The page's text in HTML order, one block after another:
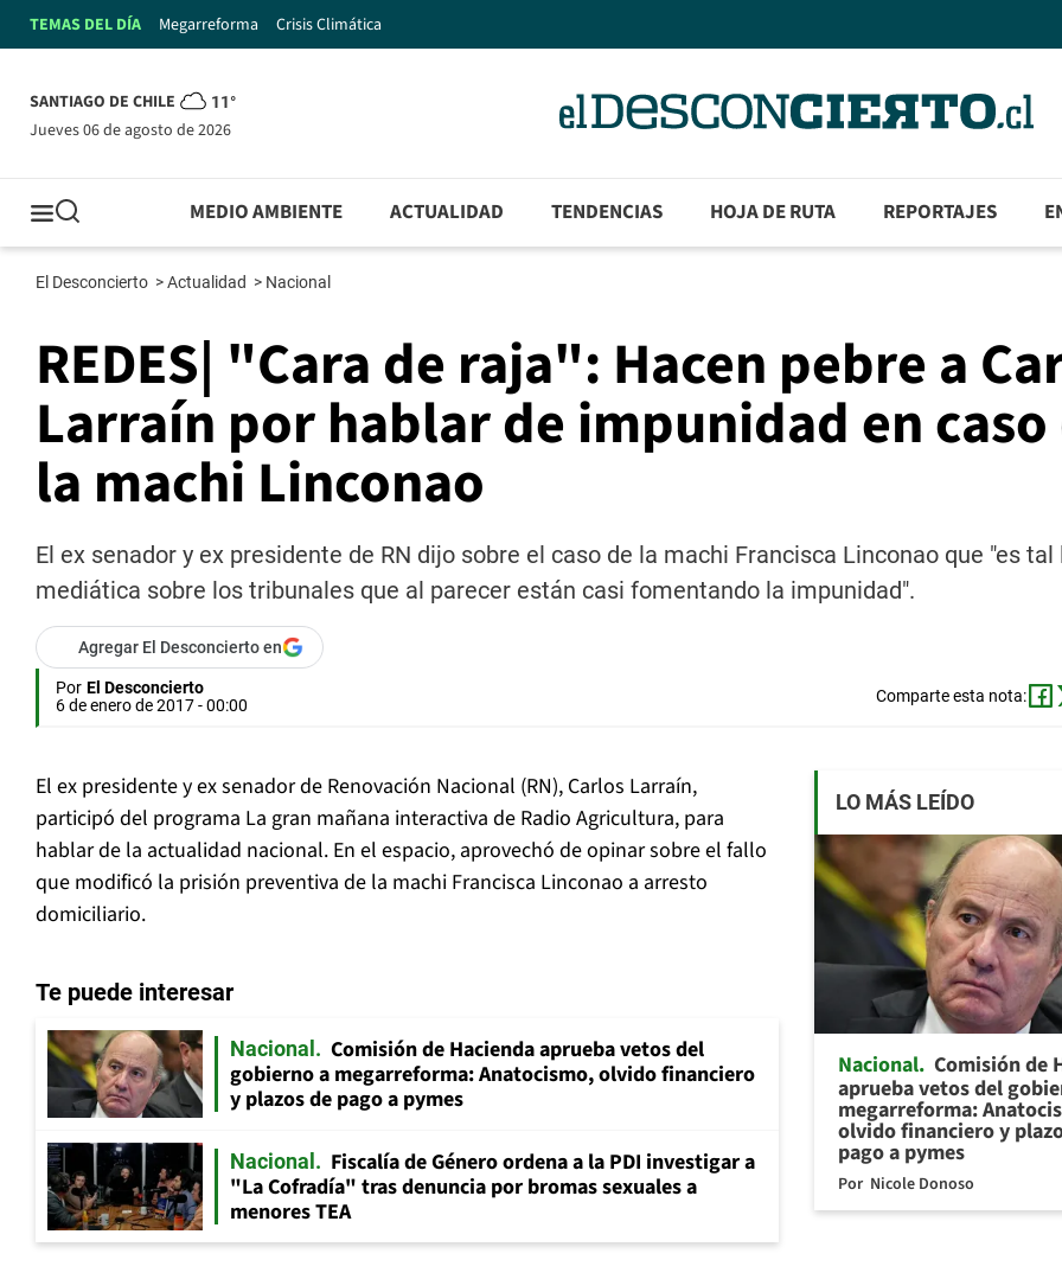
TEMAS DEL DÍA Megarreforma Crisis Climática
SANTIAGO DE CHILE 11°
jueves 06 de agosto de 2026
MEDIO AMBIENTE ACTUALIDAD TENDENCIAS HOJA DE RUTA REPORTAJES
El Desconcierto >Actualidad > Nacional
REDES| "Cara de raja": Hacen pebre a
Larraín por hablar de impunidad en caso
la machi Linconao
El ex senador y ex presidente de RN dijo sobre el caso de la machi Francisca Linconao que "es tal
mediática sobre los tribunales que al parecer están casi fomentando la impunidad".
Agregar El Desconcierto en
Por El Desconcierto
6 de enero de 2017 - 00:00
Comparte esta nota:
El ex presidente y ex senador de Renovación Nacional (RN), Carlos Larraín,
participó del programa La gran mañana interactiva de Radio Agricultura, para
hablar de la actualidad nacional. En el espacio, aprovechó de opinar sobre el fallo
que modificó la prisión preventiva de la machi Francisca Linconao a arresto
domiciliario.
Te puede interesar
Nacional
Comisión de Hacienda aprueba vetos del
gobierno a megarreforma: Anatocismo, olvido financiero
y plazos de pago a pymes
Nacional
Fiscalía de Género ordena a la PDI investigar a
"La Cofradía" tras denuncia por bromas sexuales a
menores TEA
LO MÁS LEÍDO
Nacional Comisión de
aprueba vetos del
megarreforma:
olvido financiero y
pago a pymes
Por Nicole Donoso